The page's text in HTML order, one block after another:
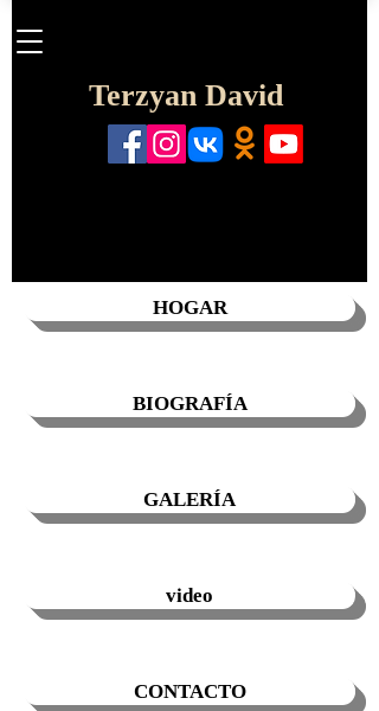
Terzyan David
HOGAR
BIOGRAFÍA
GALERÍA
video
CONTACTO